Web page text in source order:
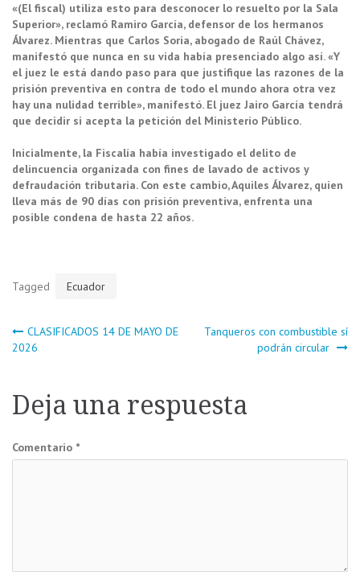
«(El fiscal) utiliza esto para desconocer lo resuelto por la Sala
Superior», reclamó Ramiro García, defensor de los hermanos
Álvarez. Mientras que Carlos Soria, abogado de Raúl Chávez,
manifestó que nunca en su vida había presenciado algo así. «Y
el juez le está dando paso para que justifique las razones de la
prisión preventiva en contra de todo el mundo ahora otra vez
hay una nulidad terrible», manifestó. El juez Jairo García tendrá
que decidir si acepta la petición del Ministerio Público.
Inicialmente, la Fiscalía había investigado el delito de
delincuencia organizada con fines de lavado de activos y
defraudación tributaria. Con este cambio, Aquiles Álvarez, quien
lleva más de 90 días con prisión preventiva, enfrenta una
posible condena de hasta 22 años.
Tagged Ecuador
Navegación
entradas
CLASIFICADOS 14 DE MAYO DE
2026
Tanqueros con combustible sí
podrán circular
Deja una respuesta
Comentario *